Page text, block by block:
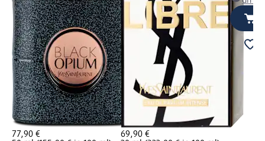
77,90 €
69,90 €